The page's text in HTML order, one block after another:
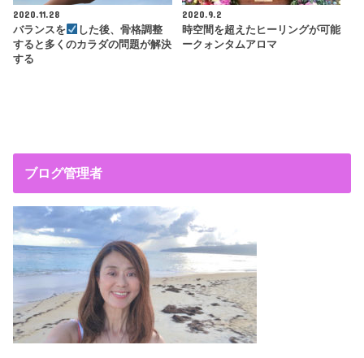
2020.11.28
バランスを
した後、骨格調整
すると多くのカラダの問題が解決
する
2020.9.2
時空間を超えたヒーリングが可能
ークォンタムアロマ
ブログ管理者